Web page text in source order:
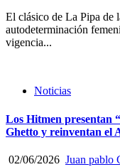
El clásico de La Pipa de
autodeterminación
vigencia...
Noticias
Los Hitmen presentan
Ghetto y reinventan el
02/06/2026 Juan pablo